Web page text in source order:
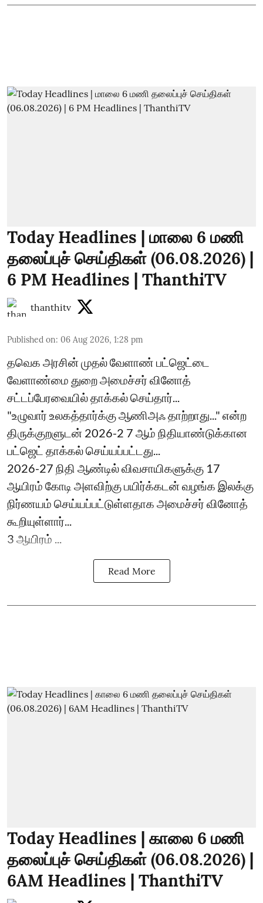
Today Headlines | மாலை 6 மணி
தலைப்புச் செய்திகள் (06.08.2026) |
6 PM Headlines | ThanthiTV
thanthitv
Published on: 06 Aug 2026, 1:28 pm
தவெக அரசின் முதல் வேளாண் பட்ஜெட்டை
வேளாண்மை துறை அமைச்சர் வினோத்
சட்டப்பேரவையில் தாக்கல் செய்தார்...
"உழுவார் உலகத்தார்க்கு ஆணிஅஃ தாற்றாது..." என்ற
திருக்குறளுடன் 2026-2 7 ஆம் நிதியாண்டுக்கான
பட்ஜெட் தாக்கல் செய்யப்பட்டது...
2026-27 நிதி ஆண்டில் விவசாயிகளுக்கு 17
ஆயிரம் கோடி அளவிற்கு பயிர்க்கடன் வழங்க இலக்கு
நிர்ணயம் செய்யப்பட்டுள்ளதாக அமைச்சர் வினோத்
கூறியுள்ளார்...
3 ஆயிரம் ...
Read More
Today Headlines | காலை 6 மணி
தலைப்புச் செய்திகள் (06.08.2026) |
6AM Headlines | ThanthiTV